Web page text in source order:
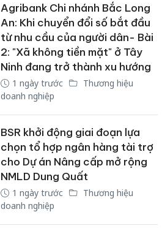
Agribank Chi nhánh Bắc Long
An: Khi chuyển đổi số bắt đầu
từ nhu cầu của người dân- Bài
2: "Xã không tiền mặt" ở Tây
Ninh đang trở thành xu hướng
1 ngày trước
Thương hiệu
doanh nghiệp
BSR khởi động giai đoạn lựa
chọn tổ hợp ngân hàng tài trợ
cho Dự án Nâng cấp mở rộng
NMLD Dung Quất
1 ngày trước
Thương hiệu
doanh nghiệp